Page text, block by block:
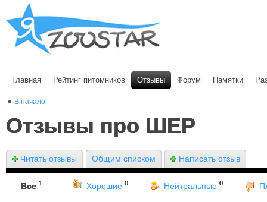
Главная Рейтинг питомников Отзывы Форум Памятки
В начало
Отзывы про ШЕР
Читать отзывы Общим списком Написать отзыв
Все 1 Хорошие 0 Нейтральные 0